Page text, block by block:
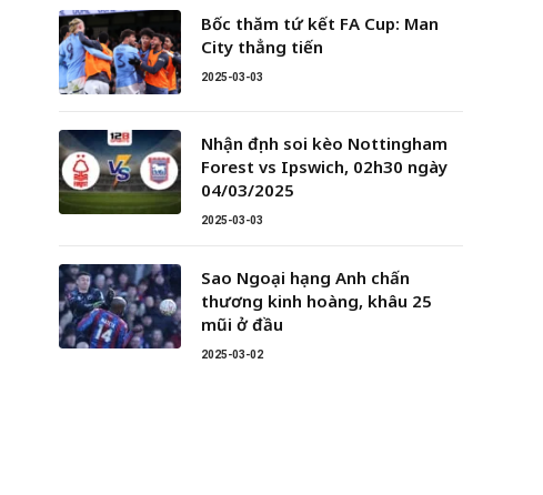
Bốc thăm tứ kết FA Cup: Man
City thẳng tiến
2025-03-03
Nhận định soi kèo Nottingham
Forest vs Ipswich, 02h30 ngày
04/03/2025
2025-03-03
Sao Ngoại hạng Anh chấn
thương kinh hoàng, khâu 25
mũi ở đầu
2025-03-02